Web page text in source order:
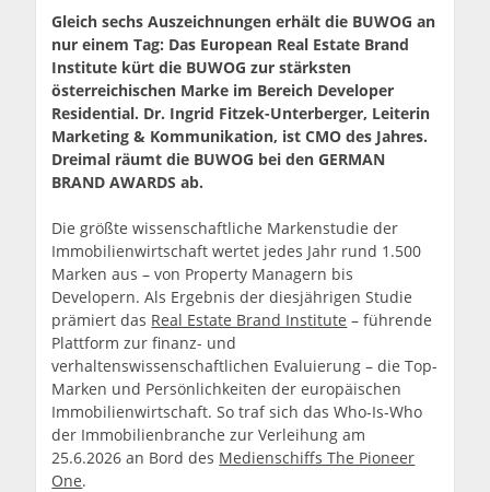
Gleich sechs Auszeichnungen erhält die BUWOG an
nur einem Tag: Das European Real Estate Brand
Institute kürt die BUWOG zur stärksten
österreichischen Marke im Bereich Developer
Residential. Dr. Ingrid Fitzek-Unterberger, Leiterin
Marketing & Kommunikation, ist CMO des Jahres.
Dreimal räumt die BUWOG bei den GERMAN
BRAND AWARDS ab.
Die größte wissenschaftliche Markenstudie der
Immobilienwirtschaft wertet jedes Jahr rund 1.500
Marken aus – von Property Managern bis
Developern. Als Ergebnis der diesjährigen Studie
prämiert das Real Estate Brand Institute – führende
Plattform zur finanz- und
verhaltenswissenschaftlichen Evaluierung – die Top-
Marken und Persönlichkeiten der europäischen
Immobilienwirtschaft. So traf sich das Who-Is-Who
der Immobilienbranche zur Verleihung am
25.6.2026 an Bord des Medienschiffs The Pioneer
One.